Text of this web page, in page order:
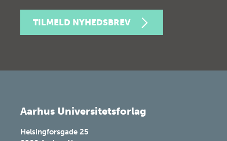
TILMELD NYHEDSBREV
Aarhus Universitetsforlag
Helsingforsgade 25